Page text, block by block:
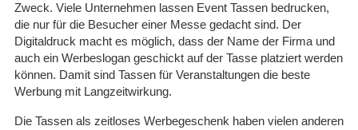
Zweck. Viele Unternehmen lassen Event Tassen bedrucken,
die nur für die Besucher einer Messe gedacht sind. Der
Digitaldruck macht es möglich, dass der Name der Firma und
auch ein Werbeslogan geschickt auf der Tasse platziert werden
können. Damit sind Tassen für Veranstaltungen die beste
Werbung mit Langzeitwirkung.
Die Tassen als zeitloses Werbegeschenk haben vielen anderen